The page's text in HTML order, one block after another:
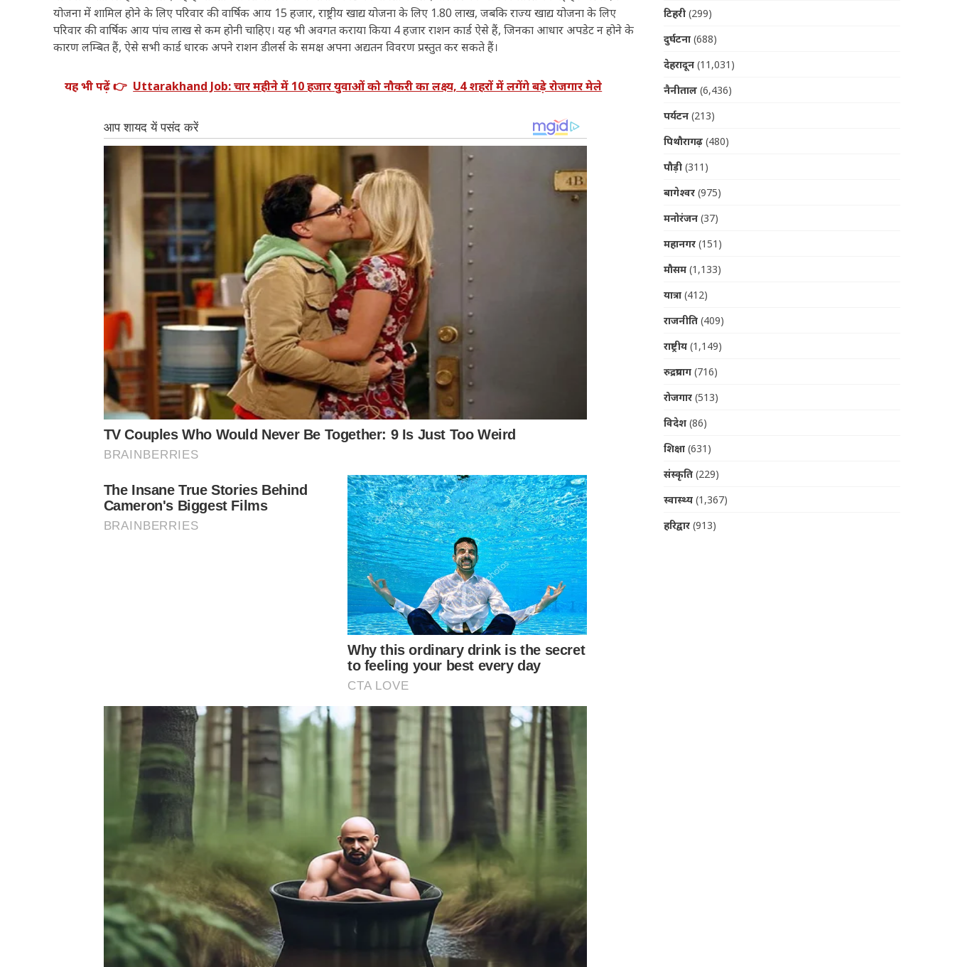
योजना में शामिल होने के लिए परिवार की वार्षिक आय 15 हजार, राष्ट्रीय खाद्य योजना के लिए 1.80 लाख, जबकि राज्य खाद्य योजना के लिए
परिवार की वार्षिक आय पांच लाख से कम होनी चाहिए। यह भी अवगत कराया किया 4 हजार राशन कार्ड ऐसे हैं, जिनका आधार अपडेट न होने के
कारण लम्बित हैं, ऐसे सभी कार्ड धारक अपने राशन डीलर्स के समक्ष अपना अद्यतन विवरण प्रस्तुत कर सकते हैं।
यह भी पढ़ें 👉 Uttarakhand Job: चार महीने में 10 हजार युवाओं को नौकरी का लक्ष्य, 4 शहरों में लगेंगे बड़े रोजगार मेले
टिहरी(299)
दुर्घटना(688)
देहरादून(11,031)
नैनीताल(6,436)
पर्यटन(213)
पिथौरागढ़(480)
पौड़ी(311)
बागेश्वर(975)
मनोरंजन(37)
महानगर(151)
मौसम(1,133)
यात्रा(412)
राजनीति(409)
राष्ट्रीय(1,149)
रुद्रप्रयाग(716)
रोजगार(513)
विदेश(86)
शिक्षा(631)
संस्कृति(229)
स्वास्थ्य(1,367)
हरिद्वार(913)